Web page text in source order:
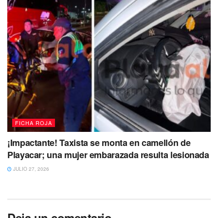
FICHA ROJA
¡Impactante! Taxista se monta en camellón de
Playacar; una mujer embarazada resulta lesionada
JULIO 27, 2026